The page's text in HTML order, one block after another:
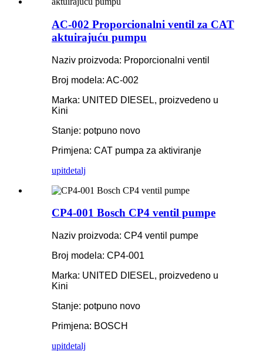
AC-002 Proporcionalni ventil za CAT
aktuirajuću pumpu
Naziv proizvoda: Proporcionalni ventil
Broj modela: AC-002
Marka: UNITED DIESEL, proizvedeno u
Kini
Stanje: potpuno novo
Primjena: CAT pumpa za aktiviranje
upitdetalj
CP4-001 Bosch CP4 ventil pumpe
Naziv proizvoda: CP4 ventil pumpe
Broj modela: CP4-001
Marka: UNITED DIESEL, proizvedeno u
Kini
Stanje: potpuno novo
Primjena: BOSCH
upitdetalj